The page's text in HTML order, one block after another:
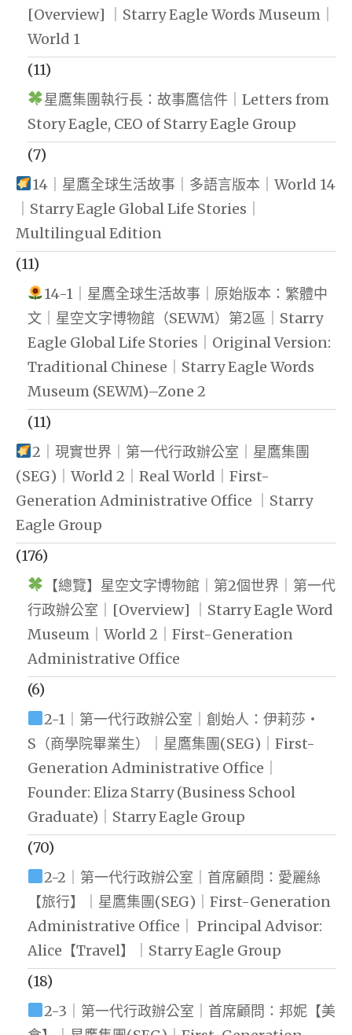
[Overview] ｜Starry Eagle Words Museum｜
World 1
(11)
星鷹集團執行長：故事鷹信件｜Letters from
Story Eagle, CEO of Starry Eagle Group
(7)
14｜星鷹全球生活故事｜多語言版本｜World 14
｜Starry Eagle Global Life Stories｜
Multilingual Edition
(11)
14-1｜星鷹全球生活故事｜原始版本：繁體中
文｜星空文字博物館（SEWM）第2區｜Starry
Eagle Global Life Stories｜Original Version:
Traditional Chinese｜Starry Eagle Words
Museum (SEWM)–Zone 2
(11)
2｜現實世界｜第一代行政辦公室｜星鷹集團
(SEG)｜World 2｜Real World｜First-
Generation Administrative Office ｜Starry
Eagle Group
(176)
【總覽】星空文字博物館｜第2個世界｜第一代
行政辦公室｜[Overview] ｜Starry Eagle Word
Museum｜World 2｜First-Generation
Administrative Office
(6)
2-1｜第一代行政辦公室｜創始人：伊莉莎・
S（商學院畢業生）｜星鷹集團(SEG)｜First-
Generation Administrative Office｜
Founder: Eliza Starry (Business School
Graduate)｜Starry Eagle Group
(70)
2-2｜第一代行政辦公室｜首席顧問：愛麗絲
【旅行】｜星鷹集團(SEG)｜First-Generation
Administrative Office｜ Principal Advisor:
Alice【Travel】｜Starry Eagle Group
(18)
2-3｜第一代行政辦公室｜首席顧問：邦妮【美